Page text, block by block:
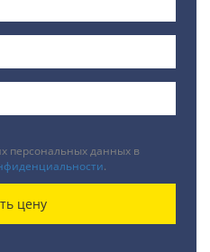
персональных данных в
.
цену